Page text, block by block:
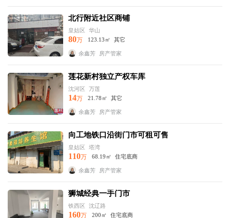
北行附近社区商铺
皇姑区 华山
80万 123.13㎡ 其它
余鑫芳 房产管家
莲花新村独立产权车库
沈河区 万莲
14万 21.78㎡ 其它
余鑫芳 房产管家
向工地铁口沿街门市可租可售
皇姑区 塔湾
110万 68.19㎡ 住宅底商
余鑫芳 房产管家
狮城经典一手门市
铁西区 沈辽路
160万 200㎡ 住宅底商